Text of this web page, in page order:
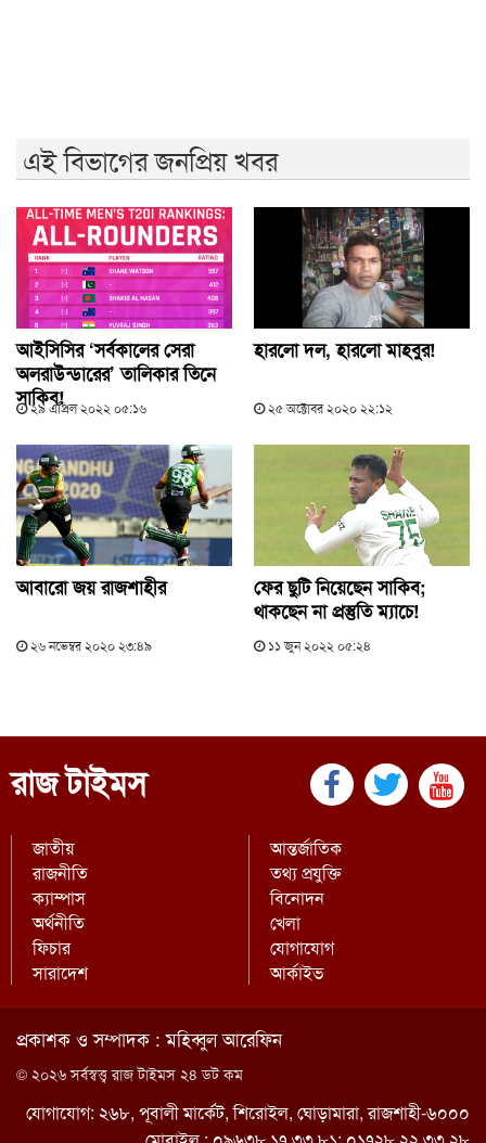
এই বিভাগের জনপ্রিয় খবর
আইসিসির ‘সর্বকালের সেরা
অলরাউন্ডারের’ তালিকার তিনে
সাকিব!
২৯ এপ্রিল ২০২২ ০৫:১৬
হারলো দল, হারলো মাহবুর!
২৫ অক্টোবর ২০২০ ২২:১২
আবারো জয় রাজশাহীর
২৬ নভেম্বর ২০২০ ২৩:৪৯
ফের ছুটি নিয়েছেন সাকিব;
থাকছেন না প্রস্তুতি ম্যাচে!
১১ জুন ২০২২ ০৫:২৪
রাজ টাইমস
জাতীয়
রাজনীতি
আন্তর্জাতিক
তথ্য প্রযুক্তি
ক্যাম্পাস
অর্থনীতি
বিনোদন
খেলা
ফিচার
সারাদেশ
যোগাযোগ
আর্কাইভ
প্রকাশক ও সম্পাদক : মহিব্বুল আরেফিন
© ২০২৬ সর্বস্বত্ত্ব রাজ টাইমস ২৪ ডট কম
যোগাযোগ: ২৬৮, পূবালী মার্কেট, শিরোইল, ঘোড়ামারা, রাজশাহী-৬০০০